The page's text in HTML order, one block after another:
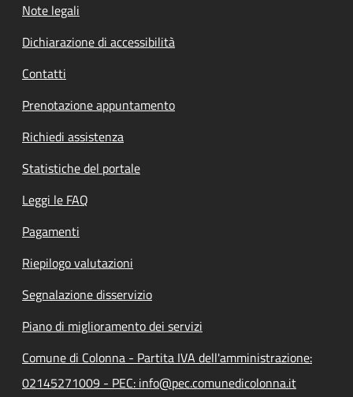
Note legali
Dichiarazione di accessibilità
Contatti
Prenotazione appuntamento
Richiedi assistenza
Statistiche del portale
Leggi le FAQ
Pagamenti
Riepilogo valutazioni
Segnalazione disservizio
Piano di miglioramento dei servizi
Comune di Colonna - Partita IVA dell'amministrazione:
02145271009 - PEC: info@pec.comunedicolonna.it